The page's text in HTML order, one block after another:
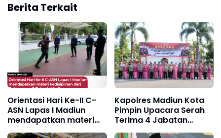
Berita Terkait
Orientasi Hari Ke-II C-
ASN Lapas I Madiun
mendapatkan materi
kedisiplinan dari
Kapolres Madiun Kota
Pimpin Upacara Serah
Terima 4 Jabatan
Penting